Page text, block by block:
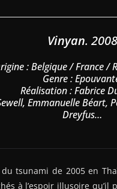
Vinyan. 2008
: Belgique / France /
Genre :
Réalisation : Fabrice
Emmanuelle Béart,
Dreyfus…
tsunami de 2005 en
à l’espoir illusoire qu’il